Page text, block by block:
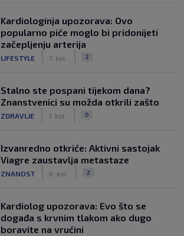
Kardiologinja upozorava: Ovo
popularno piće moglo bi pridonijeti
začepljenju arterija
LIFESTYLE 7. kol. 2
Stalno ste pospani tijekom dana?
Znanstvenici su možda otkrili zašto
ZDRAVLJE 7. kol. 0
Izvanredno otkriće: Aktivni sastojak
Viagre zaustavlja metastaze
ZNANOST 6. kol. 2
Kardiolog upozorava: Evo što se
događa s krvnim tlakom ako dugo
boravite na vrućini